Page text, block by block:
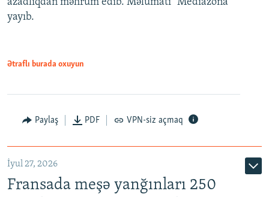
azadlıqdan məhrum edib. Məlumatı "Mediazona"
yayıb.
Ətraflı burada oxuyun
Paylaş PDF VPN-siz açmaq
İyul 27, 2026
Fransada meşə yanğınları 250